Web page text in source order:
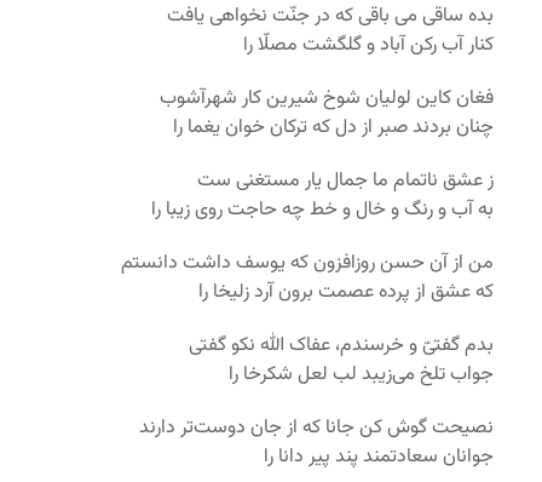
بده ساقی می باقی که در جنّت نخواهی یافت
کنار آب رکن آباد و گلگشت مصلّا را
فغان کاین لولیان شوخ شیرین کار شهرآشوب
چنان بردند صبر از دل که ترکان خوان یغما را
ز عشق ناتمام ما جمال یار مستغنی ست
به آب و رنگ و خال و خط چه حاجت روی زیبا را
من از آن حسن روزافزون که یوسف داشت دانستم
که عشق از پرده عصمت برون آرد زلیخا را
بدم گفتیّ و خرسندم، عفاک الله نکو گفتی
جواب تلخ می‌زیبد لب لعل شکرخا را
نصیحت گوش کن جانا که از جان دوست‌تر دارند
جوانان سعادتمند پند پیر دانا را